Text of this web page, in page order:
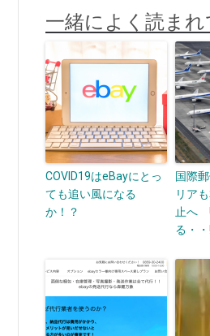
一緒によく読ま
COVID19はeBayにとっ
ても追い風になる
か！？
国際
リア
止へ
る・・